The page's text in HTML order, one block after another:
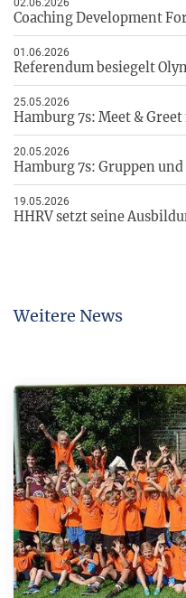
02.06.2026
Coaching Development
01.06.2026
Referendum besiegelt
25.05.2026
Hamburg 7s: Meet &
20.05.2026
Hamburg 7s: Gruppen
19.05.2026
HHRV setzt seine
Weitere News